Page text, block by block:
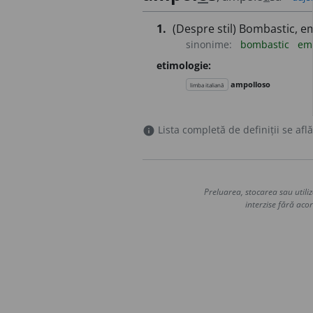
1. (Despre stil) Bombastic,
sinonime: bombastic
etimologie:
limba italiană ampolloso
info Lista completă de definiții se
Preluarea, stocarea sau
interzise fără